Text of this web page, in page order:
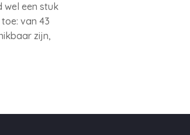
wel een stuk
van 43
zijn,